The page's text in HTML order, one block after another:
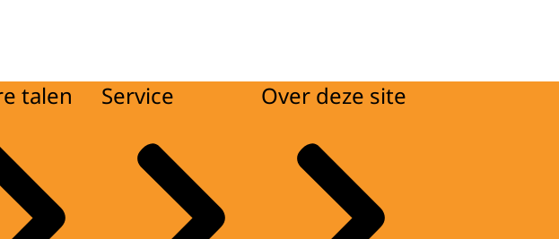
talen Service Over deze site